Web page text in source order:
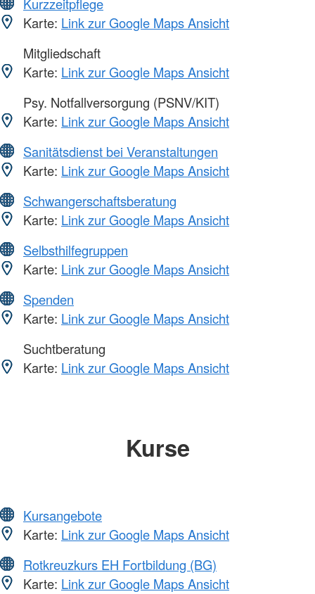
Karte: Link zur Google Maps Ansicht
Mitgliedschaft
Karte: Link zur Google Maps Ansicht
Psy. Notfallversorgung (PSNV/KIT)
Karte: Link zur Google Maps Ansicht
Sanitätsdienst bei Veranstaltungen
Karte: Link zur Google Maps Ansicht
Schwangerschaftsberatung
Karte: Link zur Google Maps Ansicht
Selbsthilfegruppen
Karte: Link zur Google Maps Ansicht
Spenden
Karte: Link zur Google Maps Ansicht
Suchtberatung
Karte: Link zur Google Maps Ansicht
Kurse
Kursangebote
Karte: Link zur Google Maps Ansicht
Rotkreuzkurs EH Fortbildung (BG)
Karte: Link zur Google Maps Ansicht